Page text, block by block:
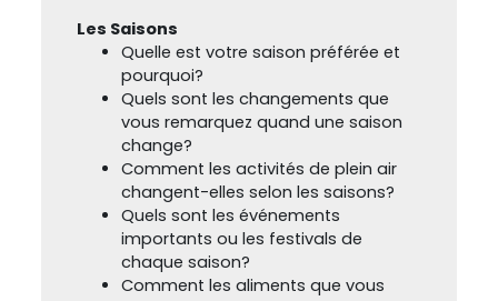
Les Saisons
Quelle est votre saison préférée et
pourquoi?
Quels sont les changements que
vous remarquez quand une saison
change?
Comment les activités de plein air
changent-elles selon les saisons?
Quels sont les événements
importants ou les festivals de
chaque saison?
Comment les aliments que vous